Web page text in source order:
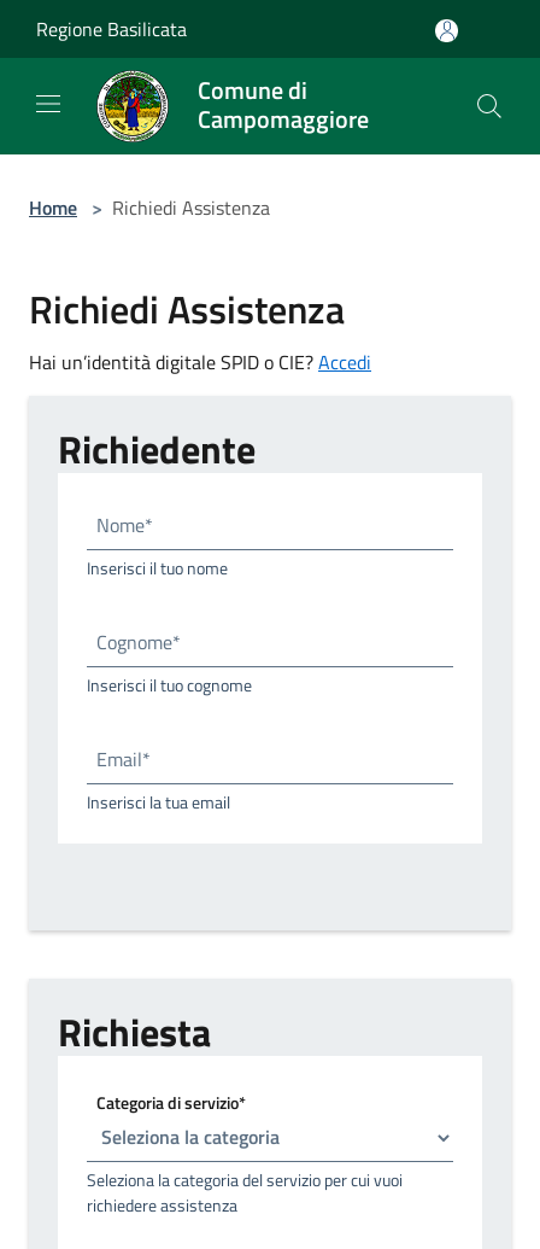
Regione Basilicata
Comune di
Campomaggiore
Home > Richiedi Assistenza
Richiedi Assistenza
Hai un’identità digitale SPID o CIE?Accedi
Richiedente
Nome*
Inserisci il tuo nome
Cognome*
Inserisci il tuo cognome
Email*
Inserisci la tua email
Richiesta
Categoria di servizio*
Seleziona la categoria del servizio per cui vuoi
richiedere assistenza